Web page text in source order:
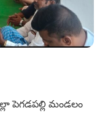
పెగడపల్లి మండలం